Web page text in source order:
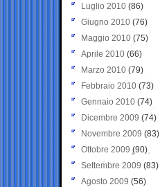
Luglio 2010 (86)
Giugno 2010 (76)
Maggio 2010 (75)
Aprile 2010 (66)
Marzo 2010 (79)
Febbraio 2010 (73)
Gennaio 2010 (74)
Dicembre 2009 (74)
Novembre 2009 (83)
Ottobre 2009 (90)
Settembre 2009 (83)
Agosto 2009 (56)